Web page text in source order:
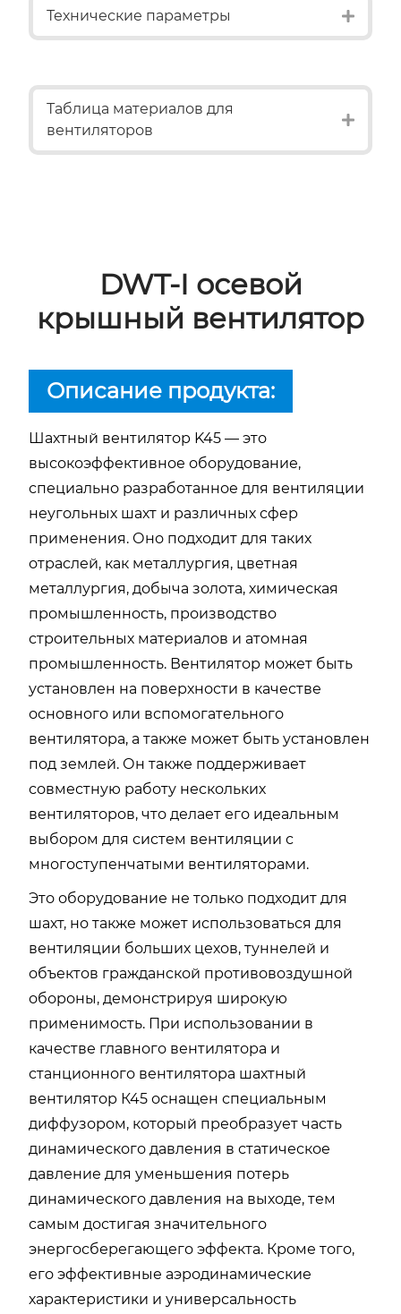
Технические параметры
Таблица материалов для
вентиляторов
DWT-I осевой
крышный вентилятор
Описание продукта:
Шахтный вентилятор K45 — это
высокоэффективное оборудование,
специально разработанное для вентиляции
неугольных шахт и различных сфер
применения. Оно подходит для таких
отраслей, как металлургия, цветная
металлургия, добыча золота, химическая
промышленность, производство
строительных материалов и атомная
промышленность. Вентилятор может быть
установлен на поверхности в качестве
основного или вспомогательного
вентилятора, а также может быть установлен
под землей. Он также поддерживает
совместную работу нескольких
вентиляторов, что делает его идеальным
выбором для систем вентиляции с
многоступенчатыми вентиляторами.
Это оборудование не только подходит для
шахт, но также может использоваться для
вентиляции больших цехов, туннелей и
объектов гражданской противовоздушной
обороны, демонстрируя широкую
применимость. При использовании в
качестве главного вентилятора и
станционного вентилятора шахтный
вентилятор К45 оснащен специальным
диффузором, который преобразует часть
динамического давления в статическое
давление для уменьшения потерь
динамического давления на выходе, тем
самым достигая значительного
энергосберегающего эффекта. Кроме того,
его эффективные аэродинамические
характеристики и универсальность